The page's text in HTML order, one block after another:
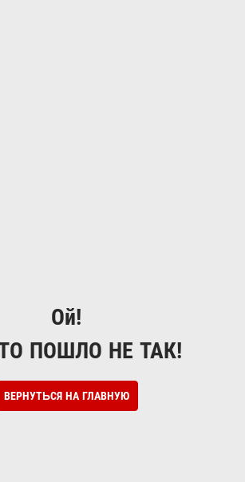
Ой!
ПОШЛО НЕ ТАК!
ВЕРНУТЬСЯ НА ГЛАВНУЮ